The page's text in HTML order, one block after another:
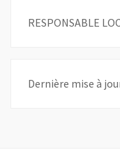
RESPONSABLE
Dernière mise à